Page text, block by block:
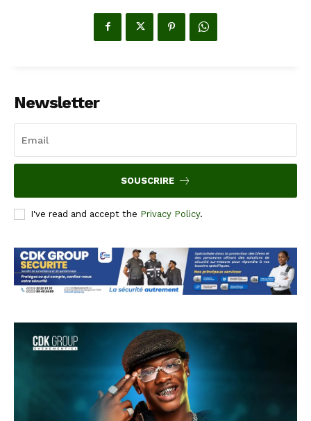
Newsletter
SOUSCRIRE
I've read and accept the Privacy Policy.